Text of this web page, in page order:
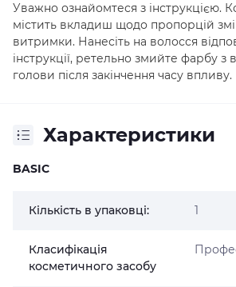
Уважно ознайомтеся з інструкцією.
містить вкладиш щодо пропорцій
витримки. Нанесіть на волосся
інструкції, ретельно змийте фарбу з
голови після закінчення часу впливу.
Характеристики
BASIC
Кількість в упаковці: 1
Класифікація
косметичного засобу